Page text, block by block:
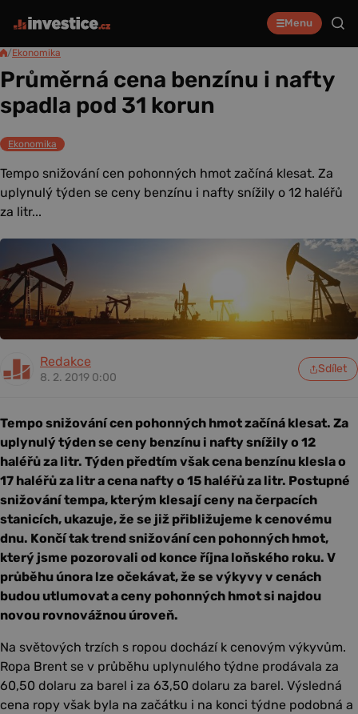
Menu
/Ekonomika
Průměrná cena benzínu i nafty
spadla pod 31 korun
Ekonomika
Tempo snižování cen pohonných hmot začíná klesat. Za
uplynulý týden se ceny benzínu i nafty snížily o 12 haléřů
za litr...
Redakce
8. 2. 2019 0:00
Sdílet
Tempo snižování cen pohonných hmot začíná klesat. Za
uplynulý týden se ceny benzínu i nafty snížily o 12
haléřů za litr. Týden předtím však cena benzínu klesla o
17 haléřů za litr a cena nafty o 15 haléřů za litr. Postupné
snižování tempa, kterým klesají ceny na čerpacích
stanicích, ukazuje, že se již přibližujeme k cenovému
dnu. Končí tak trend snižování cen pohonných hmot,
který jsme pozorovali od konce října loňského roku. V
průběhu února lze očekávat, že se výkyvy v cenách
budou utlumovat a ceny pohonných hmot si najdou
novou rovnovážnou úroveň.
Na světových trzích s ropou dochází k cenovým výkyvům.
Ropa Brent se v průběhu uplynulého týdne prodávala za
60,50 dolaru za barel i za 63,50 dolaru za barel. Výsledná
cena ropy však byla na začátku i na konci týdne podobná a